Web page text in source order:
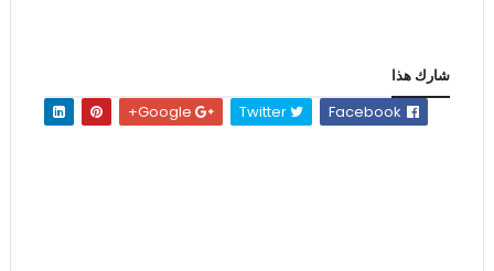
شارك هذا
Twitter